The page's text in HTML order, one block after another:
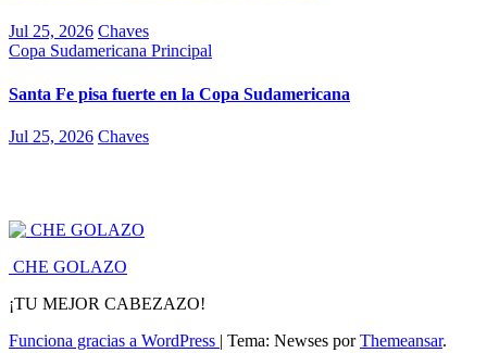
Jul 25, 2026 Chaves
Copa Sudamericana Principal
Santa Fe pisa fuerte en la Copa Sudamericana
Jul 25, 2026 Chaves
CHE GOLAZO
¡TU MEJOR CABEZAZO!
Funciona gracias a WordPress | Tema: Newses porThemeansar.